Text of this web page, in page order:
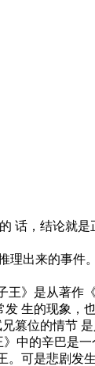
，结论就
出来的事
》是从著
生的现象，
篡位的情节 是
中的辛巴是
可是悲剧发